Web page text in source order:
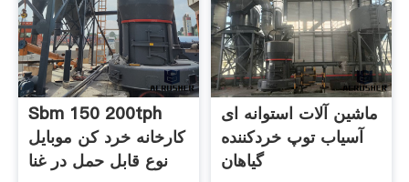
Sbm 150 200tph
کارخانه خرد کن موبایل
نوع قابل حمل در غنا
ماشین آلات استوانه ای
آسیاب توپ خردکننده
گیاهان